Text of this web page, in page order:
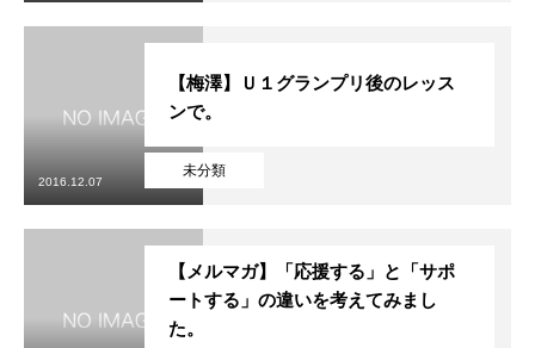
未分類
【梅澤】Ｕ１グランプリ後のレッス
ンで。
2016.12.07
【メルマガ】「応援する」と「サポ
ートする」の違いを考えてみまし
た。